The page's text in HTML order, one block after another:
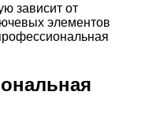
зависит от
элементов